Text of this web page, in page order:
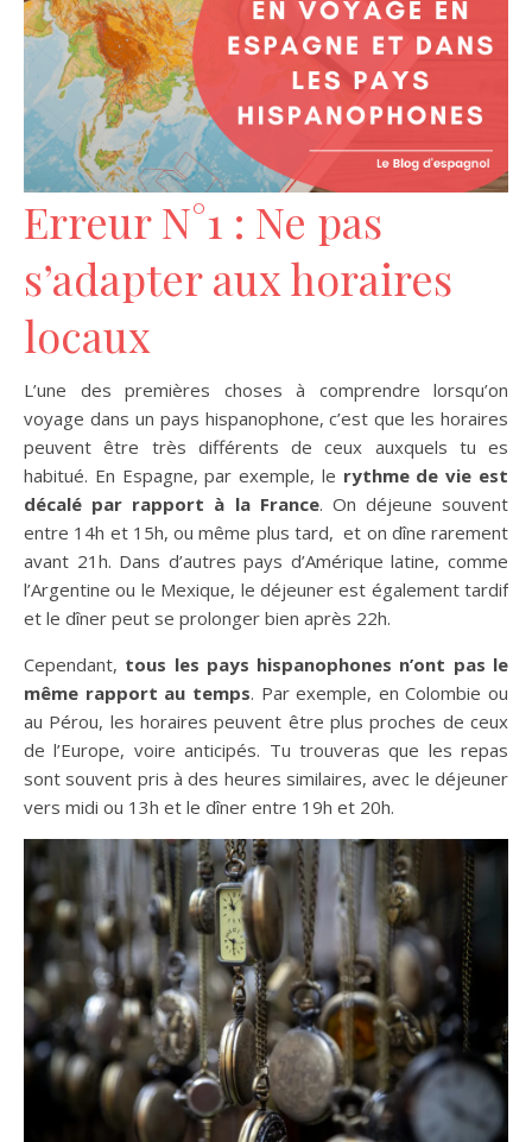
Erreur N°1 : Ne pas
s’adapter aux horaires
locaux
L’une des premières choses à comprendre lorsqu’on
voyage dans un pays hispanophone, c’est que les horaires
peuvent être très différents de ceux auxquels tu es
habitué. En Espagne, par exemple, le rythme de vie est
décalé par rapport à la France. On déjeune souvent
entre 14h et 15h, ou même plus tard, et on dîne rarement
avant 21h. Dans d’autres pays d’Amérique latine, comme
l’Argentine ou le Mexique, le déjeuner est également tardif
et le dîner peut se prolonger bien après 22h.
Cependant, tous les pays hispanophones n’ont pas le
même rapport au temps. Par exemple, en Colombie ou
au Pérou, les horaires peuvent être plus proches de ceux
de l’Europe, voire anticipés. Tu trouveras que les repas
sont souvent pris à des heures similaires, avec le déjeuner
vers midi ou 13h et le dîner entre 19h et 20h.